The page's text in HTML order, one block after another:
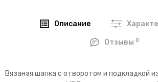
Описание
Отзывы0
Вязаная шапка с отворотом и подкладкой